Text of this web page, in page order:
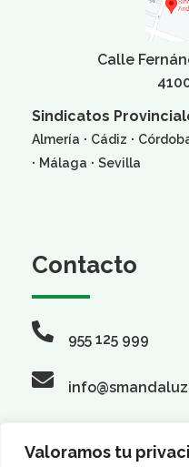
Valoramos tu
Calle
Sindicatos
Almería · Cádiz ·
· Málaga · Sevilla
Contacto
955 125 999